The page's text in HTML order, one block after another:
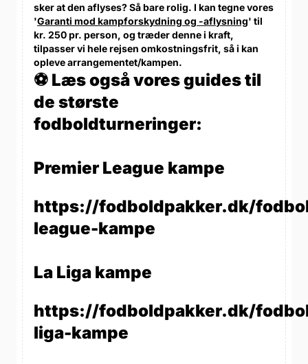
sker at den aflyses? Så bare rolig. I kan tegne vores
'Garanti mod kampforskydning og -aflysning' til
kr. 250 pr. person, og træder denne i kraft,
tilpasser vi hele rejsen omkostningsfrit, så i kan
opleve arrangementet/kampen.
⚽ Læs også vores guides til
de største
fodboldturneringer:
Premier League kampe
https://fodboldpakker.dk/
league-kampe
La Liga kampe
https://fodboldpakker.dk/
liga-kampe